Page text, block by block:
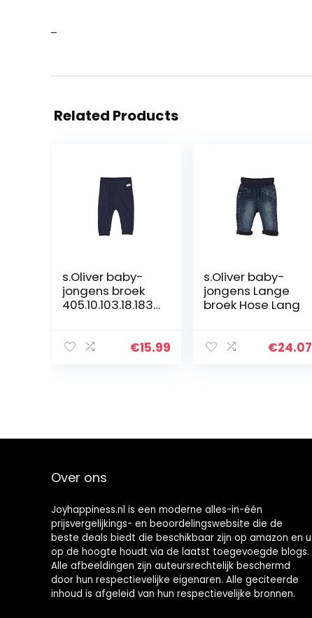
–
Related Products
s.Oliver baby-
jongens broek
405.10.103.18.183.
€15.99
s.Oliver baby-
jongens Lange
broek Hose Lang
€24.07
Over ons
Joyhappiness.nl is een moderne alles-in-één
prijsvergelijkings- en beoordelingswebsite die de
beste deals biedt die beschikbaar zijn op amazon en u
op de hoogte houdt via de laatst toegevoegde blogs.
Alle afbeeldingen zijn auteursrechtelijk beschermd
door hun respectievelijke eigenaren. Alle geciteerde
inhoud is afgeleid van hun respectievelijke bronnen.